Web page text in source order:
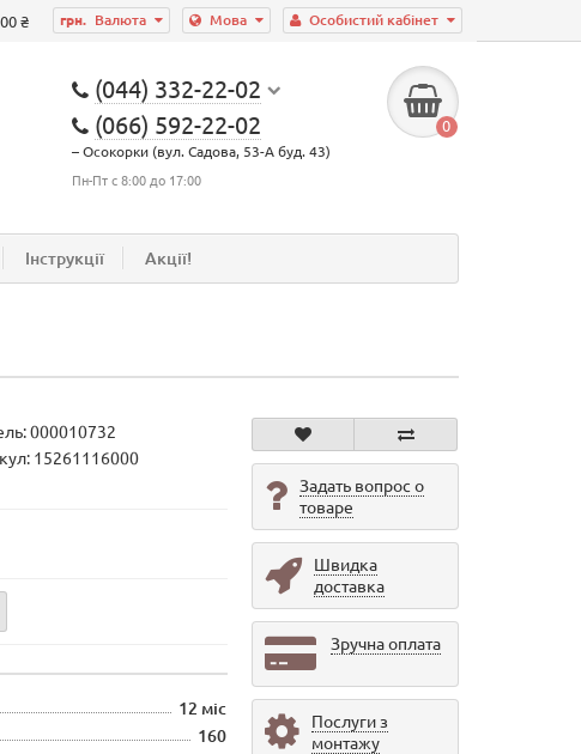
Особистий кабінет
Мова
грн. Валюта
₴
(044) 332-22-02
(066) 592-22-02
– Осокорки (вул. Садова, 53-А буд. 43)
Пн-Пт с 8:00 до 17:00
0
Інструкції Акції!
000010732
15261116000
12 міс
160
Задать вопрос о
товаре
Швидка
доставка
Зручна оплата
Послуги з
монтажу